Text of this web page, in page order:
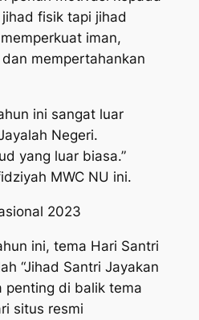
fisik tapi jihad
iman,
mempertahankan
ini sangat luar
Negeri.
yang luar biasa.”
MWC NU ini.
2023
ini, tema Hari Santri
“Jihad Santri Jayakan
penting di balik tema
situs resmi